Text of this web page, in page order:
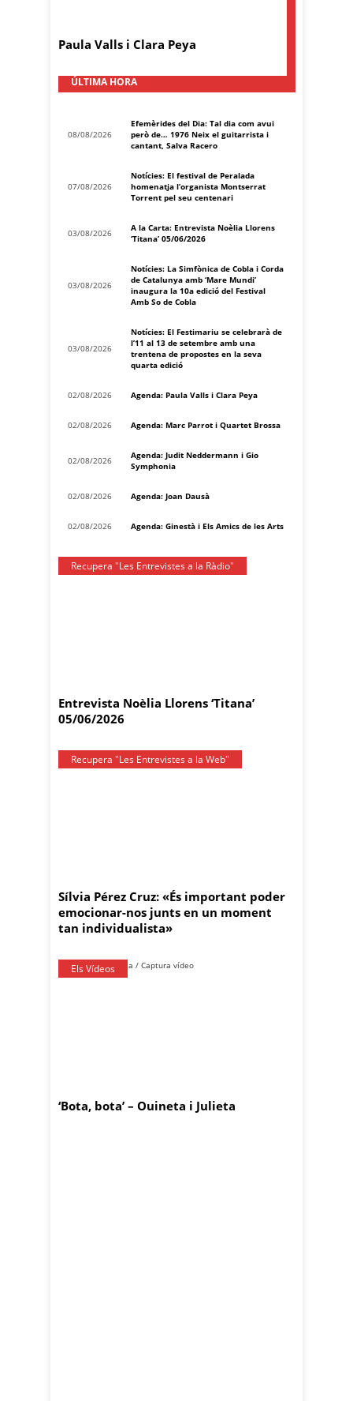
Paula Valls i Clara Peya
ÚLTIMA HORA
08/08/2026
Efemèrides del Dia: Tal dia com avui
però de… 1976 Neix el guitarrista i
cantant, Salva Racero
07/08/2026
Notícies: El festival de Peralada
homenatja l’organista Montserrat
Torrent pel seu centenari
03/08/2026
A la Carta: Entrevista Noèlia Llorens
‘Titana’ 05/06/2026
03/08/2026
Notícies: La Simfònica de Cobla i Corda
de Catalunya amb ‘Mare Mundi’
inaugura la 10a edició del Festival
Amb So de Cobla
03/08/2026
Notícies: El Festimariu se celebrarà de
l’11 al 13 de setembre amb una
trentena de propostes en la seva
quarta edició
02/08/2026 Agenda: Paula Valls i Clara Peya
02/08/2026 Agenda: Marc Parrot i Quartet Brossa
02/08/2026
Agenda: Judit Neddermann i Gio
Symphonia
02/08/2026 Agenda: Joan Dausà
02/08/2026 Agenda: Ginestà i Els Amics de les Arts
Recupera "Les Entrevistes a la Ràdio"
Entrevista Noèlia Llorens ‘Titana’
05/06/2026
Recupera "Les Entrevistes a la Web"
Sílvia Pérez Cruz: «És important poder
emocionar-nos junts en un moment
tan individualista»
Els Vídeos
‘Bota, bota’ – Ouineta i Julieta